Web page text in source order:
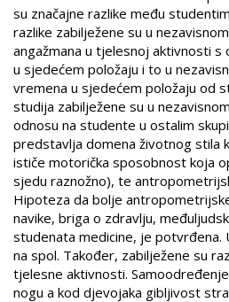
su značajne razlike među
razlike zabilježene su u
angažmana u tjelesnoj aktivnosti
u sjedećem položaju i to u
vremena u sjedećem položaju od
studija zabilježene su u
odnosu na studente u ostalim
predstavlja domena životnog stila
ističe motorička sposobnost koja
sjedu raznožno), te
Hipoteza da bolje
navike, briga o zdravlju,
studenata medicine, je potvrđena.
na spol. Također, zabilježene su
tjelesne aktivnosti.
nogu a kod djevojaka gibljivost